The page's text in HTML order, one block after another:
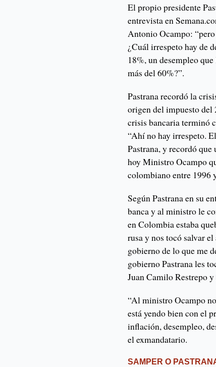
El propio presidente
entrevista en
Antonio Ocampo:
¿Cuál irrespeto hay de
18%, un desempleo
más del 60%?”.
Pastrana recordó la
origen del impuesto
crisis bancaria terminó
“Ahí no hay irrespeto.
Pastrana, y recordó
hoy Ministro Ocampo
colombiano entre 1996
Según Pastrana en su
banca y al ministro le
en Colombia estaba
rusa y nos tocó salvar
gobierno de lo que me
gobierno Pastrana les
Juan Camilo Restrepo
“Al ministro Ocampo
está yendo bien con el
inflación, desempleo,
el exmandatario.
SAMPER O